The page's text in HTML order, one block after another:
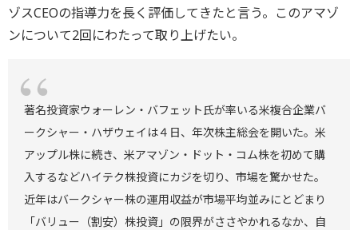
ゾスCEOの指導力を長く評価してきたと言う。このアマゾ
ンについて2回にわたって取り上げたい。
著名投資家ウォーレン・バフェット氏が率いる米複合企業バ
ークシャー・ハザウェイは４日、年次株主総会を開いた。米
アップル株に続き、米アマゾン・ドット・コム株を初めて購
入するなどハイテク株投資にカジを切り、市場を驚かせた。
近年はバークシャー株の運用収益が市場平均並みにとどまり
「バリュー（割安）株投資」の限界がささやかれるなか、自